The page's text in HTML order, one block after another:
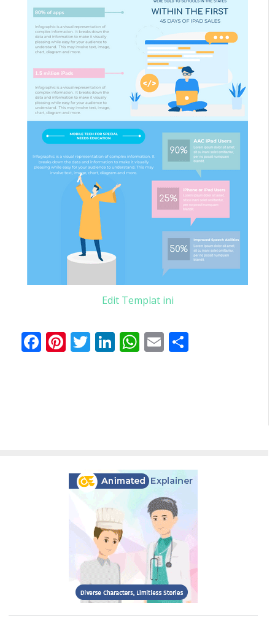
Edit Templat ini
Facebook
Pinterest
Twitter
LinkedIn
WhatsApp
Email